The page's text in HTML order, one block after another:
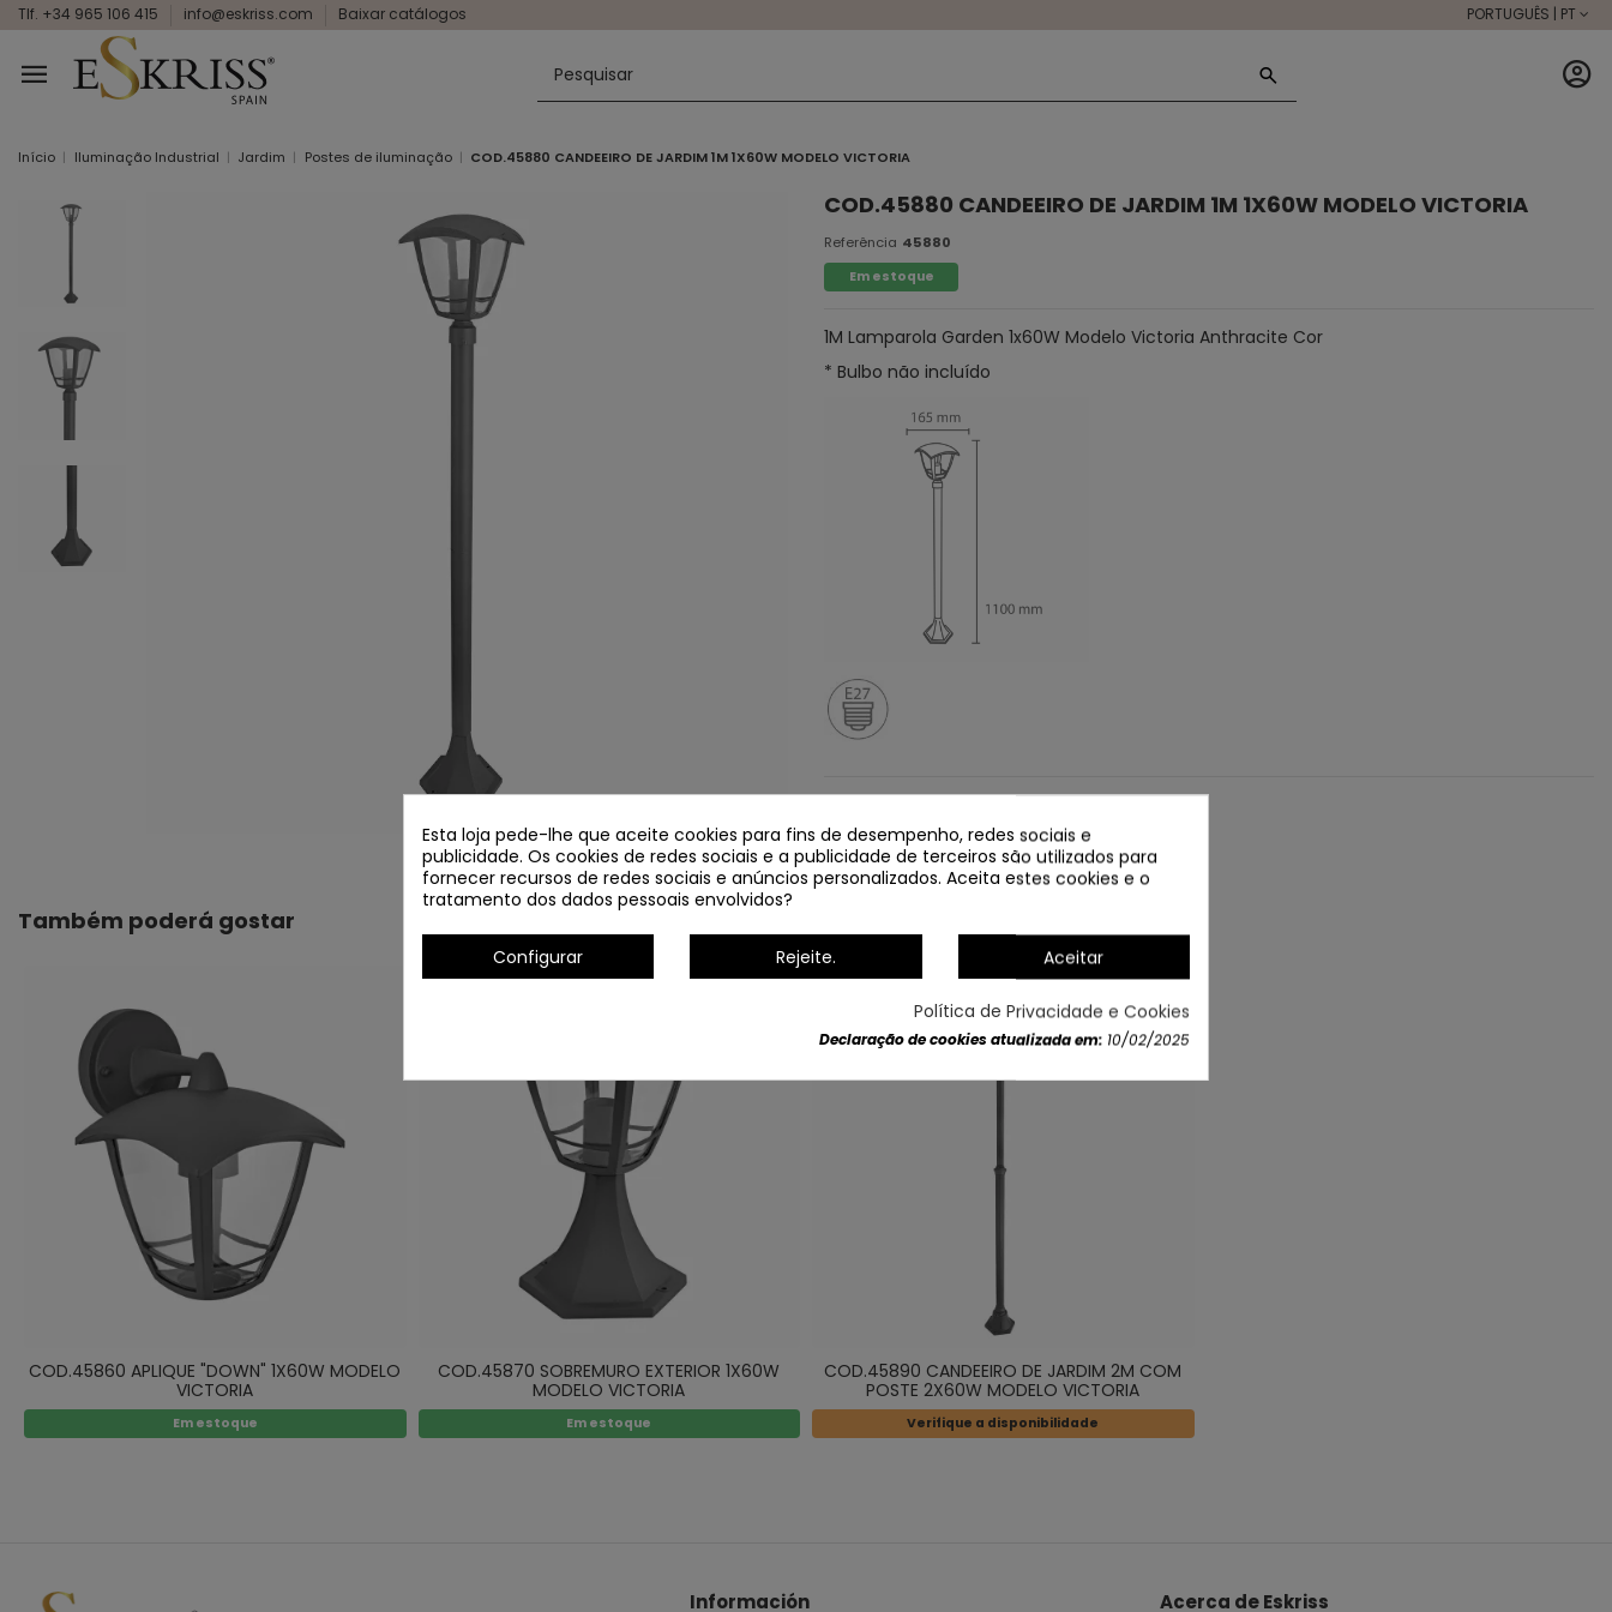
Tlf. +34 965 106 415 info@eskriss.com Baixar catálogos PORTUGUÊS | PT
Início Iluminação Industrial Jardim Postes de iluminação COD.45880 CANDEEIRO DE JARDIM 1M 1X60W MODELO VICTORIA
COD.45880 CANDEEIRO DE JARDIM 1M 1X60W MODELO VICTORIA
Referência 45880
Em estoque
1M Lamparola Garden 1x60W Modelo Victoria Anthracite Cor
* Bulbo não incluído
Também poderá gostar
COD.45860 APLIQUE "DOWN" 1X60W MODELO
VICTORIA
Em estoque
COD.45870 SOBREMURO EXTERIOR 1X60W
MODELO VICTORIA
Em estoque
COD.45890 CANDEEIRO DE JARDIM 2M COM
POSTE 2X60W MODELO VICTORIA
Verifique a disponibilidade
Información Acerca de Eskriss
Esta loja pede-lhe que aceite cookies para fins de desempenho, redes sociais e
publicidade. Os cookies de redes sociais e a publicidade de terceiros são utilizados para
fornecer recursos de redes sociais e anúncios personalizados. Aceita estes cookies e o
tratamento dos dados pessoais envolvidos?
Configurar Rejeite. Aceitar
Política de Privacidade e Cookies
Declaração de cookies atualizada em: 10/02/2025